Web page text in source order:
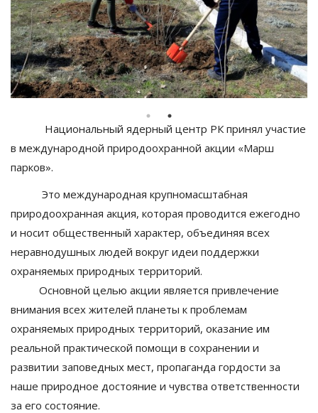
Национальный ядерный центр РК принял участие
в международной природоохранной акции «Марш
парков».
Это международная крупномасштабная
природоохранная акция, которая проводится ежегодно
и носит общественный характер, объединяя всех
неравнодушных людей вокруг идеи поддержки
охраняемых природных территорий.
Основной целью акции является привлечение
внимания всех жителей планеты к проблемам
охраняемых природных территорий, оказание им
реальной практической помощи в сохранении и
развитии заповедных мест, пропаганда гордости за
наше природное достояние и чувства ответственности
за его состояние.